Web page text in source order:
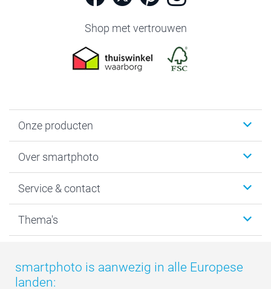
Shop met vertrouwen
Onze producten
Fotoboeken
Fotocadeaus
Kaarten
Over smartphoto
Vacatures
Bestelproces
Privacy
Service & contact
Tevredenheidsgarantie
smartbonus
Thema's
Moederdag
smartphoto is aanwezig in alle Europese
landen: